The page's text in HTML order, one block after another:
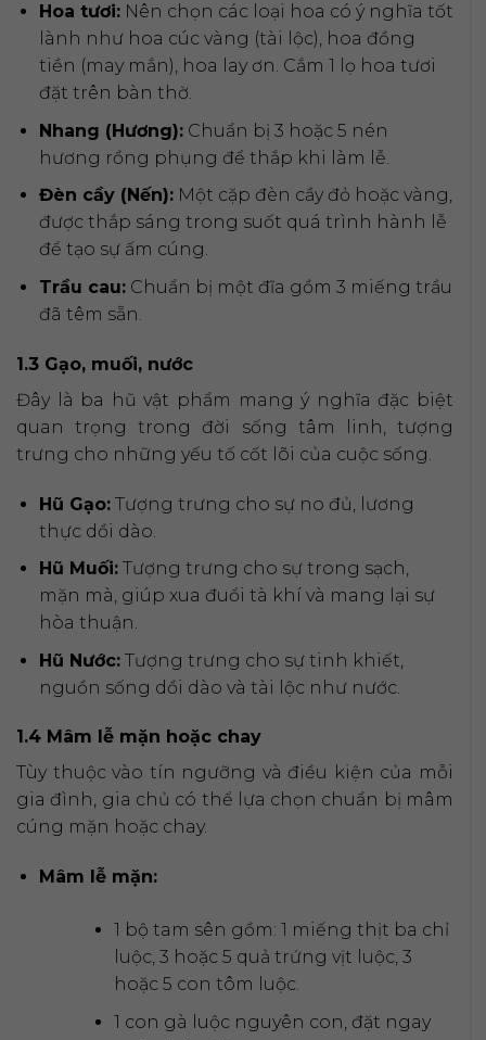
Hoa tươi:Nên chọn các loại hoa có ý nghĩa tốt
lành như hoa cúc vàng (tài lộc), hoa đồng
tiền (may mắn), hoa lay ơn. Cắm 1 lọ hoa tươi
đặt trên bàn thờ.
Nhang (Hương):Chuẩn bị 3 hoặc 5 nén
hương rồng phụng để thắp khi làm lễ.
Đèn cầy (Nến):Một cặp đèn cầy đỏ hoặc vàng,
được thắp sáng trong suốt quá trình hành lễ
để tạo sự ấm cúng.
Trầu cau:Chuẩn bị một đĩa gồm 3 miếng trầu
đã têm sẵn.
1.3 Gạo, muối, nước
Đây là ba hũ vật phẩm mang ý nghĩa đặc biệt
quan trọng trong đời sống tâm linh, tượng
trưng cho những yếu tố cốt lõi của cuộc sống.
Hũ Gạo:Tượng trưng cho sự no đủ, lương
thực dồi dào.
Hũ Muối:Tượng trưng cho sự trong sạch,
mặn mà, giúp xua đuổi tà khí và mang lại sự
hòa thuận.
Hũ Nước:Tượng trưng cho sự tinh khiết,
nguồn sống dồi dào và tài lộc như nước.
1.4 Mâm lễ mặn hoặc chay
Tùy thuộc vào tín ngưỡng và điều kiện của mỗi
gia đình, gia chủ có thể lựa chọn chuẩn bị mâm
cúng mặn hoặc chay.
Mâm lễ mặn:
1 bộ tam sên gồm: 1 miếng thịt ba chỉ
luộc, 3 hoặc 5 quả trứng vịt luộc, 3
hoặc 5 con tôm luộc.
1 con gà luộc nguyên con, đặt ngay